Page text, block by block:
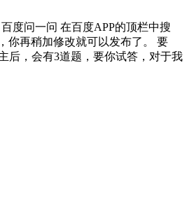
度问一问 在百度APP的顶栏中搜
你再稍加修改就可以发布了。 要
后，会有3道题，要你试答，对于我